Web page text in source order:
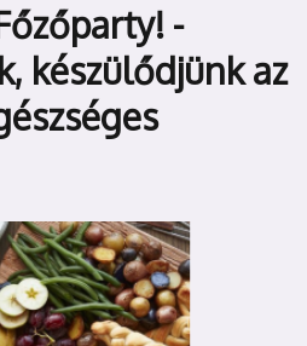
-
készülődjünk az